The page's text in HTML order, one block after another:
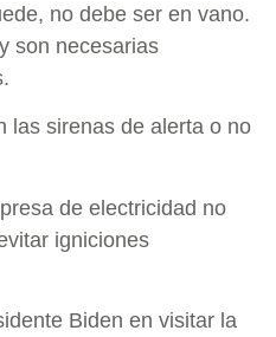
no debe ser en vano.
son necesarias
las sirenas de alerta o no
de electricidad no
igniciones
Biden en visitar la